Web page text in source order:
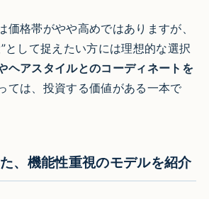
価格帯がやや高めではありますが、
として捉えたい方には理想的な選択
ヘアスタイルとのコーディネートを
ては、投資する価値がある一本で
、機能性重視のモデルを紹介